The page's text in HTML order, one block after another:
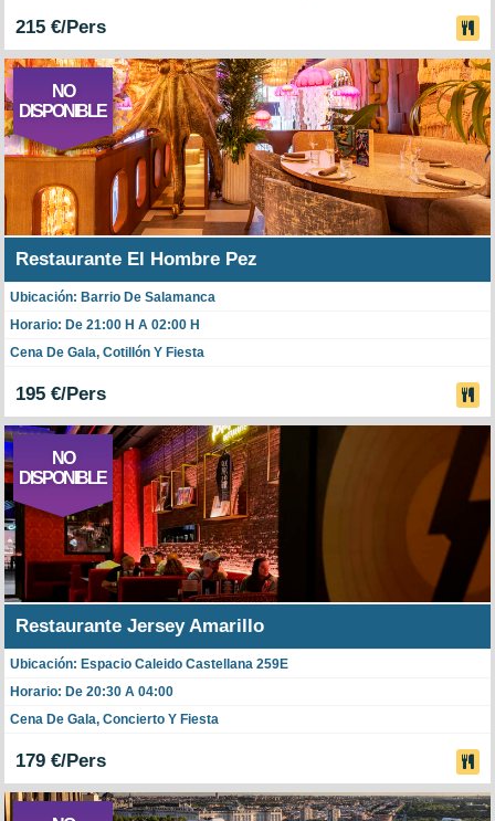
215 €/Pers
NO
DISPONIBLE
Restaurante El Hombre Pez
Ubicación: Barrio De Salamanca
Horario: De 21:00 H A 02:00 H
Cena De Gala, Cotillón Y Fiesta
195 €/Pers
NO
DISPONIBLE
Restaurante Jersey Amarillo
Ubicación: Espacio Caleido Castellana 259E
Horario: De 20:30 A 04:00
Cena De Gala, Concierto Y Fiesta
179 €/Pers